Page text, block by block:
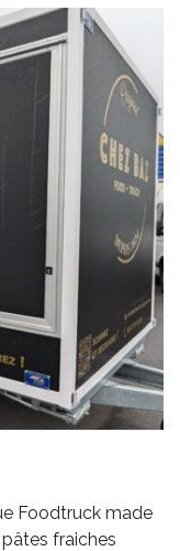
Foodtruck made
fraiches